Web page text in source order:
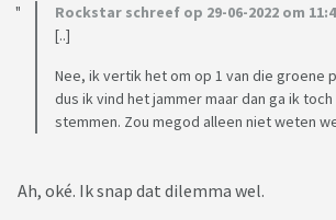
Rockstar schreef op 29-06-2022 om
[..]
Nee, ik vertik het om op 1 van die groene
dus ik vind het jammer maar dan ga ik
stemmen. Zou megod alleen niet weten
Ah, oké. Ik snap dat dilemma wel.